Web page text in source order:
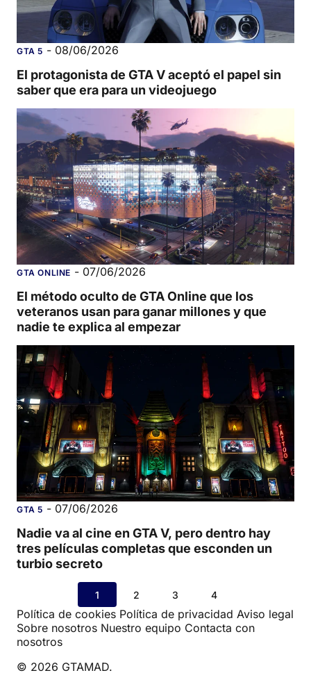
GTA 5 - 08/06/2026
El protagonista de GTA V aceptó el papel sin
saber que era para un videojuego
GTA ONLINE - 07/06/2026
El método oculto de GTA Online que los
veteranos usan para ganar millones y que
nadie te explica al empezar
GTA 5 - 07/06/2026
Nadie va al cine en GTA V, pero dentro hay
tres películas completas que esconden un
turbio secreto
1 2 3 4
Política de cookies Política de privacidad Aviso legal
Sobre nosotros Nuestro equipo Contacta con
nosotros
© 2026 GTAMAD.